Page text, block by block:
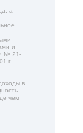
а
и
№ 21-
г.
в
чем